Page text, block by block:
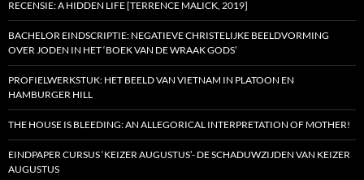
RECENSIE: A HIDDEN LIFE [TERRENCE MALICK, 2019]
BACHELOR EINDSCRIPTIE: NEGATIEVE CHRISTELIJKE BEELDVORMING
OVER JODEN IN HET ‘BOEK VAN DE WRAAK GODS’
PROFIELWERKSTUK: HET BEELD VAN VIETNAM IN PLATOON EN
HAMBURGER HILL
THE HOUSE IS BLEEDING: AN ALLEGORICAL INTERPRETATION OF MOTHER!
EINDPAPER CURSUS ‘KEIZER AUGUSTUS’- DE SCHADUWZIJDEN VAN KEIZER
AUGUSTUS